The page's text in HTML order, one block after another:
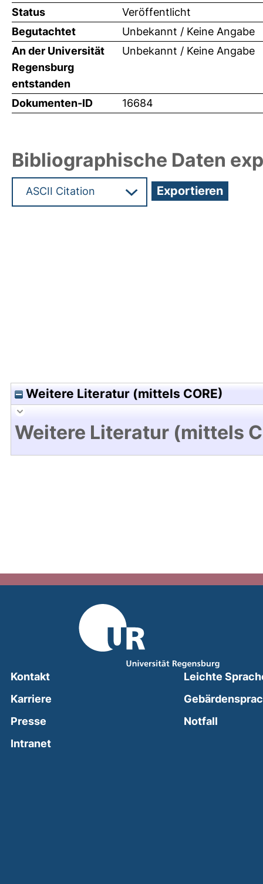
Status
Veröffentlicht
Begutachtet
Unbekannt / Keine Angabe
An der Universität
Regensburg
entstanden
Unbekannt / Keine Angabe
Dokumenten-ID 16684
Bibliographische Daten
Weitere Literatur (mittels CORE)
Weitere Literatur (mittels
Kontakt
Karriere
Presse
Intranet(external link, opens in a new window)
Leichte
Notfall